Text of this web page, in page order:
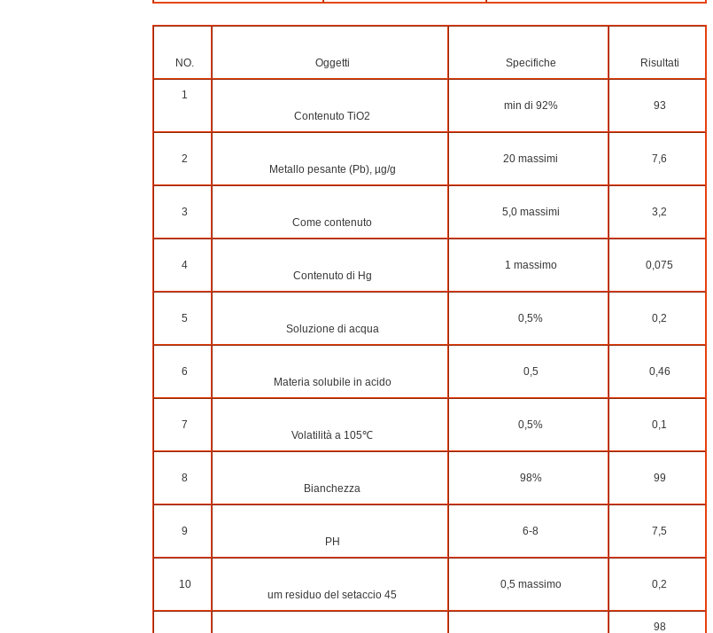
NO. Oggetti Specifiche Risultati
1
Contenuto TiO2
min di 92% 93
2
Metallo pesante (Pb), µg/g
20 massimi 7,6
3
Come contenuto
5,0 massimi 3,2
4
Contenuto di Hg
1 massimo 0,075
5
Soluzione di acqua
0,5% 0,2
6
Materia solubile in acido
0,5 0,46
7
Volatilità a 105℃
0,5% 0,1
8
Bianchezza
98% 99
9
PH
6-8 7,5
10
um residuo del setaccio 45
0,5 massimo 0,2
98